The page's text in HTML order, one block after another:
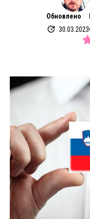
Обновлено
30.03.2023